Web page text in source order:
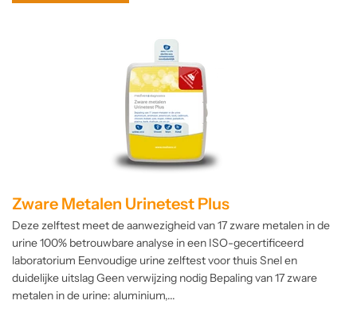
Zware Metalen Urinetest Plus
Deze zelftest meet de aanwezigheid van 17 zware metalen in de
urine 100% betrouwbare analyse in een ISO-gecertificeerd
laboratorium Eenvoudige urine zelftest voor thuis Snel en
duidelijke uitslag Geen verwijzing nodig Bepaling van 17 zware
metalen in de urine: aluminium,...